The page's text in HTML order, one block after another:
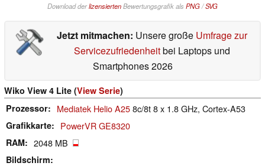
Download derlizensiertenBewertungsgrafik als PNG/SVG
Jetzt mitmachen: Unsere große Umfrage zur
Servicezufriedenheitbei Laptops und
Smartphones 2026
Wiko View 4 Lite (View Serie)
Prozessor
Mediatek Helio A258c/8t 8 x 1.8 GHz, Cortex-A53
Grafikkarte PowerVR GE8320
RAM 2048 MB
Bildschirm